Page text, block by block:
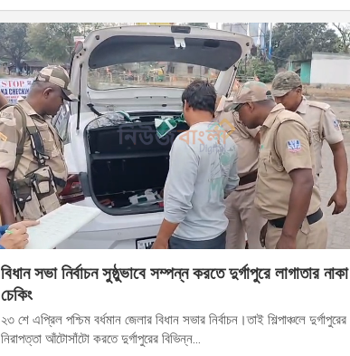
বিধান সভা নির্বাচন সুষ্ঠুভাবে সম্পন্ন করতে দুর্গাপুরে লাগাতার নাকা
চেকিং
২৩ শে এপ্রিল পশ্চিম বর্ধমান জেলার বিধান সভার নির্বাচন।তাই শিল্পাঞ্চলে দুর্গাপুরের
নিরাপত্তা আঁটোসাঁটো করতে দুর্গাপুরের বিভিন্ন…